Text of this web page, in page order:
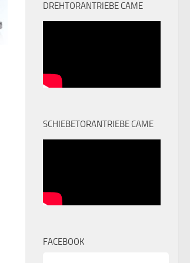
DREHTORANTRIEBE CAME
SCHIEBETORANTRIEBE CAME
FACEBOOK